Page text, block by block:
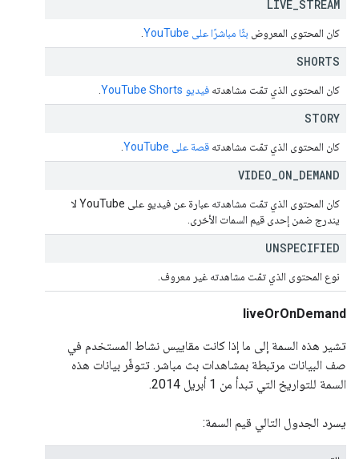
LIVE STREAM
كان المحتوى المعروض بثًا مباشرًا على YouTube
SHORTS
كان المحتوى الذي تمّت مشاهدته فيديو YouTube Shorts
STORY
كان المحتوى الذي تمّت مشاهدته قصة على YouTube
VIDEO ON DEMAND
كان المحتوى الذي تمّت مشاهدته عبارة عن فيديو على YouTube لا
يندرج ضمن إحدى قيم السمات الأخرى.
UNSPECIFIED
نوع المحتوى الذي تمّت مشاهدته غير معروف.
liveOrOnDemand
تشير هذه السمة إلى ما إذا كانت مقاييس نشاط المستخدم في
صف البيانات مرتبطة بمشاهدات بث مباشر. تتوفّر بيانات هذه
السمة للتواريخ التي تبدأ من 1 أبريل 2014.
يسرد الجدول التالي قيم السمة: